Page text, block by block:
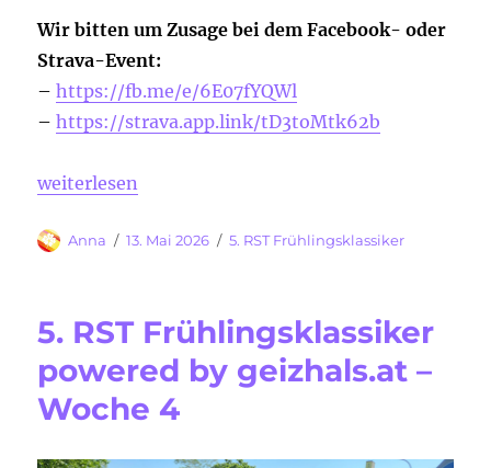
Wir bitten um Zusage bei dem Facebook- oder
Strava-Event:
–https://fb.me/e/6E07fYQWl
–https://strava.app.link/tD3toMtk62b
„5. RST Frühlingsklassiker – Gemeinsame
weiterlesen
Autor
Anna
Veröffentlicht
13. Mai 2026 Kategorien
5. RST Frühlingsklassiker
5. RST Frühlingsklassiker
powered by geizhals.at –
Woche 4